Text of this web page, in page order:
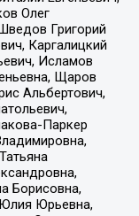
Олег
Григорий
Каргалицкий
Исламов
Щаров
Альбертович,
Паркер
Борисовна,
Юрьевна,